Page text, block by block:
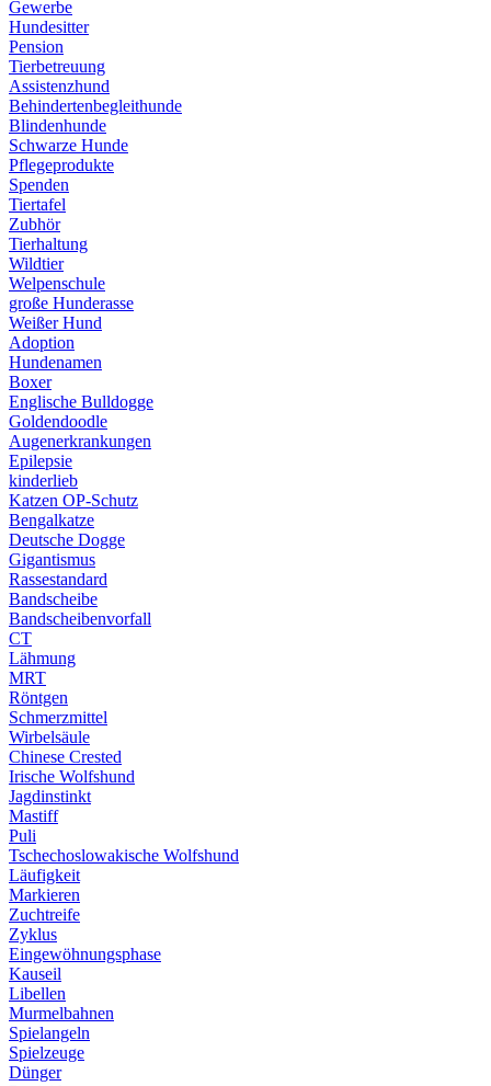
Gewerbe
Hundesitter
Pension
Tierbetreuung
Assistenzhund
Behindertenbegleithunde
Blindenhunde
Schwarze Hunde
Pflegeprodukte
Spenden
Tiertafel
Zubhör
Tierhaltung
Wildtier
Welpenschule
große Hunderasse
Weißer Hund
Adoption
Hundenamen
Boxer
Englische Bulldogge
Goldendoodle
Augenerkrankungen
Epilepsie
kinderlieb
Katzen OP-Schutz
Bengalkatze
Deutsche Dogge
Gigantismus
Rassestandard
Bandscheibe
Bandscheibenvorfall
CT
Lähmung
MRT
Röntgen
Schmerzmittel
Wirbelsäule
Chinese Crested
Irische Wolfshund
Jagdinstinkt
Mastiff
Puli
Tschechoslowakische Wolfshund
Läufigkeit
Markieren
Zuchtreife
Zyklus
Eingewöhnungsphase
Kauseil
Libellen
Murmelbahnen
Spielangeln
Spielzeuge
Dünger